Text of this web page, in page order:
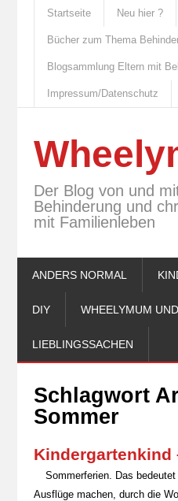
Startseite Neu hier ?
Bücher zum Thema
Blogsammlung Eltern mit
Impressum/Datenschutz
Der Blog von und
Behinderung und
mit Familienleben
ANDERS NORMAL
DIY WHEELYMUM
LIEBLINGSSACHEN
Schlagwort
Sommer
Kindergartenkind
Sommerferien. Das
Ausflüge machen, durch die